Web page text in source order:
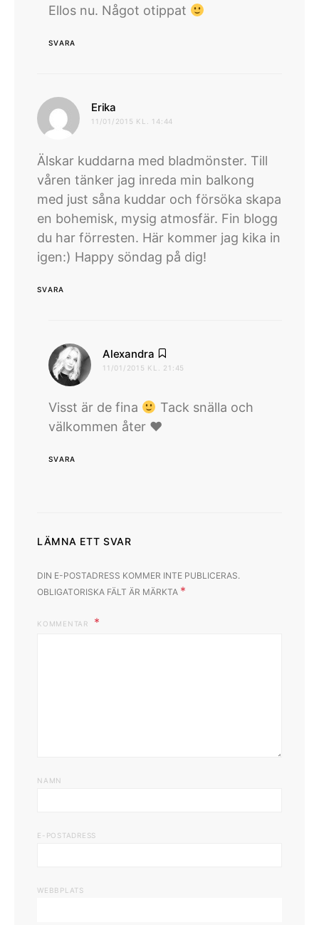
Ellos nu. Något otippat
SVARA
Erika
11/01/2015 KL. 14:44
Älskar kuddarna med bladmönster. Till
våren tänker jag inreda min balkong
med just såna kuddar och försöka skapa
en bohemisk, mysig atmosfär. Fin blogg
du har förresten. Här kommer jag kika in
igen:) Happy söndag på dig!
SVARA
Alexandra
11/01/2015 KL. 21:45
Visst är de fina
Tack snälla och
välkommen åter ♥
SVARA
LÄMNA ETT SVAR
DIN E-POSTADRESS KOMMER INTE PUBLICERAS.
OBLIGATORISKA FÄLT ÄR MÄRKTA *
KOMMENTAR
NAMN
E-POSTADRESS
WEBBPLATS